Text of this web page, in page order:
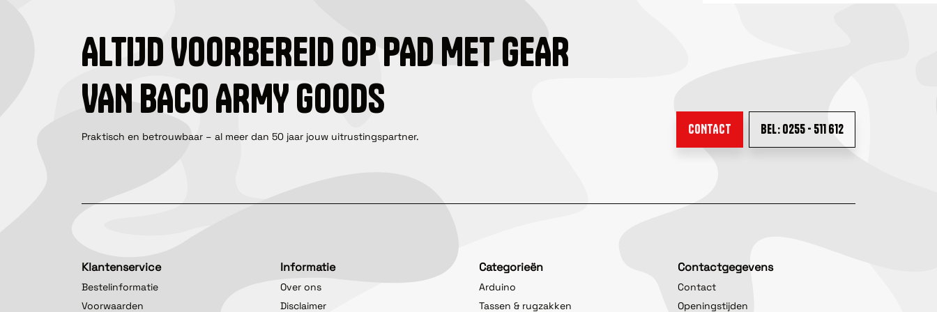
ALTIJD VOORBEREID OP PAD MET GEAR
VAN BACO ARMY GOODS
Praktisch en betrouwbaar – al meer dan 50 jaar jouw uitrustingspartner. CONTACT BEL: 0255 - 511 612
Klantenservice
Bestelinformatie
Voorwaarden
Informatie
Over ons
Disclaimer
Categorieën
Arduino
Tassen & rugzakken
Contactgegevens
Contact
Openingstijden